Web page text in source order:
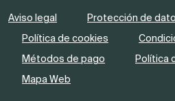
Aviso legal
Protección de
Política de cookies
Métodos de pago
Política
Mapa Web